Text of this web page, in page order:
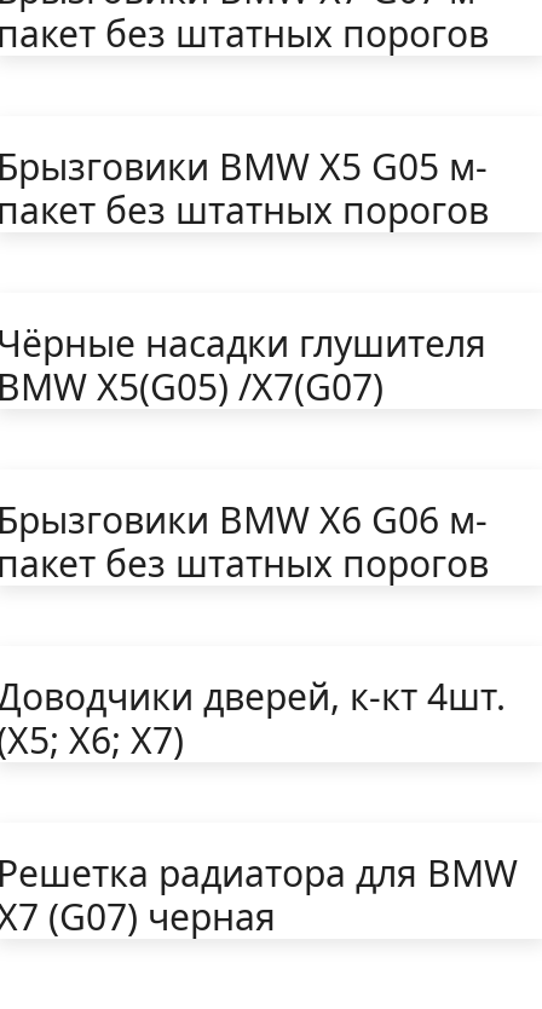
без штатных порогов
BMW X5 G05 м-
без штатных порогов
насадки глушителя
X5(G05) /X7(G07)
BMW X6 G06 м-
без штатных порогов
дверей, к-кт 4шт.
Х6; Х7)
радиатора для BMW
(G07) черная